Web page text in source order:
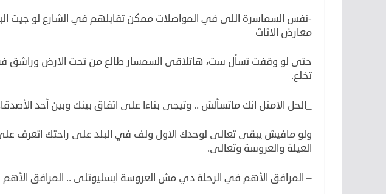
-نفس السماسرة اللى في المواصلات ممكن تقابلهم في الشارع لو جيت
معارض الاثاث
حتى لو وقفت تسأل ست، هاتلاقى السمسار طالع من تحت الارض وراشق
تخلع.
_الحل الامثل انك ماتسألش .. وتيجى بناءا على اتفاق بينك وبين أحد
ولو مافيش يبقى تعالى لوحدك الاول ولف في البلد على راحتك اتعرف على
العيلة والعروسة وتعالى.
– المرافق الأهم في الرحلة دي مش العروسة ابسليوتلى .. المرافق الأهم